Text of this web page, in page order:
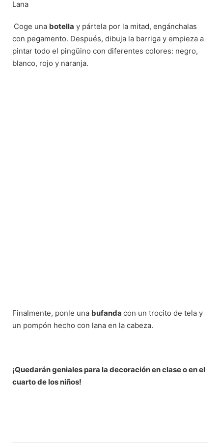
Lana
Coge una botella y pártela por la mitad, engánchalas
con pegamento. Después, dibuja la barriga y empieza a
pintar todo el pingüino con diferentes colores: negro,
blanco, rojo y naranja.
Finalmente, ponle una bufanda con un trocito de tela y
un pompón hecho con lana en la cabeza.
¡Quedarán geniales para la decoración en clase o en el
cuarto de los niños!